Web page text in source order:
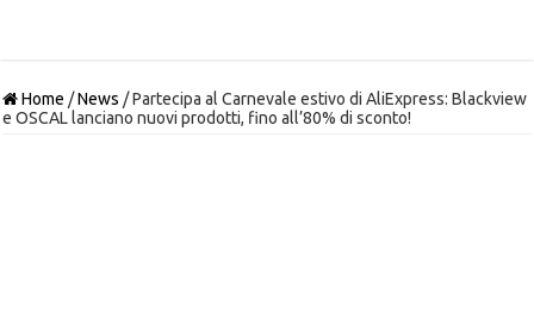
Home /News /Partecipa al Carnevale estivo di AliExpress: Blackview
e OSCAL lanciano nuovi prodotti, fino all’80% di sconto!